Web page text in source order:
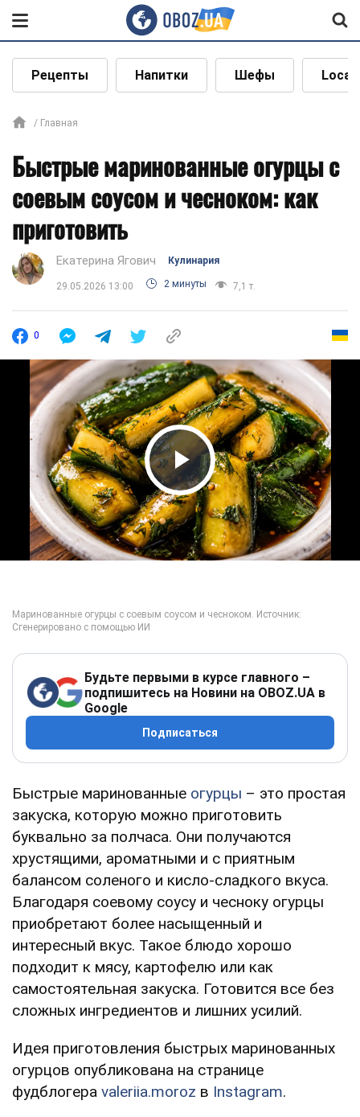
Рецепты Напитки Шефы Local
Главная
Быстрые маринованные огурцы с
соевым соусом и чесноком: как
приготовить
Екатерина Ягович Кулинария
29.05.2026 13:00 2 минуты 7,1 т.
0
Play Video
Будьте первыми в курсе главного –
подпишитесь на Новини на OBOZ.UA в
Google
Подписаться
Быстрые маринованные огурцы – это простая
закуска, которую можно приготовить
буквально за полчаса. Они получаются
хрустящими, ароматными и с приятным
балансом соленого и кисло-сладкого вкуса.
Благодаря соевому соусу и чесноку огурцы
приобретают более насыщенный и
интересный вкус. Такое блюдо хорошо
подходит к мясу, картофелю или как
самостоятельная закуска. Готовится все без
сложных ингредиентов и лишних усилий.
Идея приготовления быстрых маринованных
огурцов опубликована на странице
фудблогера valeriia.moroz в Instagram.